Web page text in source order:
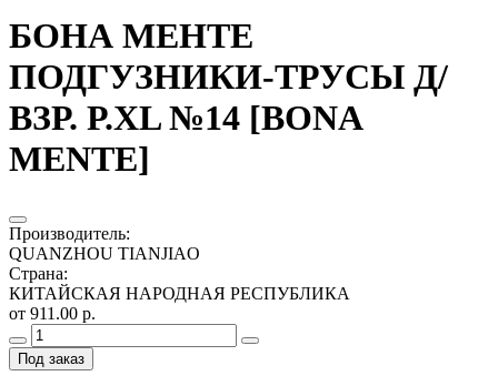
БОНА МЕНТЕ
ПОДГУЗНИКИ-ТРУСЫ Д/
ВЗР. Р.XL №14 [BONA
MENTE]
Производитель:
QUANZHOU TIANJIAO
Страна:
КИТАЙСКАЯ НАРОДНАЯ РЕСПУБЛИКА
от 911.00 р.
Под заказ